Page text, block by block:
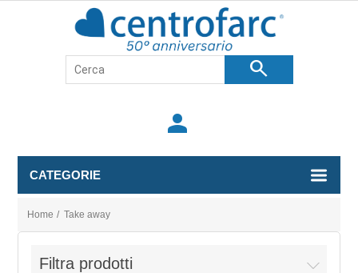
search
person
CATEGORIE
Home / Take away
Filtra prodotti